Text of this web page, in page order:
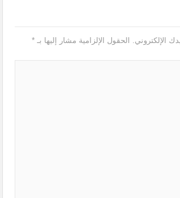
الإلكتروني. الحقول الإلزامية مشار إليها بـ*